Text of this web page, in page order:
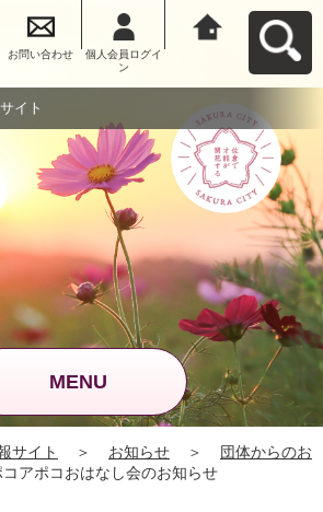
お問い合わせ
個人会員ログイ
ン
イト
MENU
サイト ＞ お知らせ ＞
団体からのお
アポコおはなし会のお知らせ